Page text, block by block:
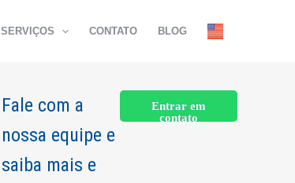
SERVIÇOS CONTATO BLOG
Fale com a
nossa equipe e
saiba mais e
Entrar em
contato